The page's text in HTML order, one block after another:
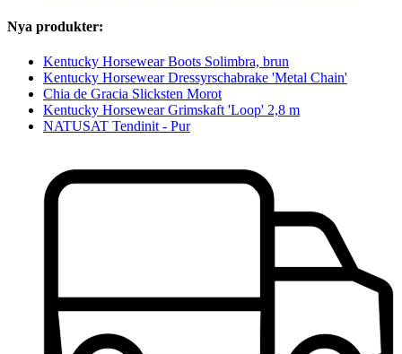
Nya produkter:
Kentucky Horsewear Boots Solimbra, brun
Kentucky Horsewear Dressyrschabrake 'Metal Chain'
Chia de Gracia Slicksten Morot
Kentucky Horsewear Grimskaft 'Loop' 2,8 m
NATUSAT Tendinit - Pur